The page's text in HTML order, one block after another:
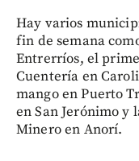
Hay varios
fin de semana
Entrerríos, el
Cuentería en
mango en Puerto
en San Jerónimo y
Minero en Anorí.